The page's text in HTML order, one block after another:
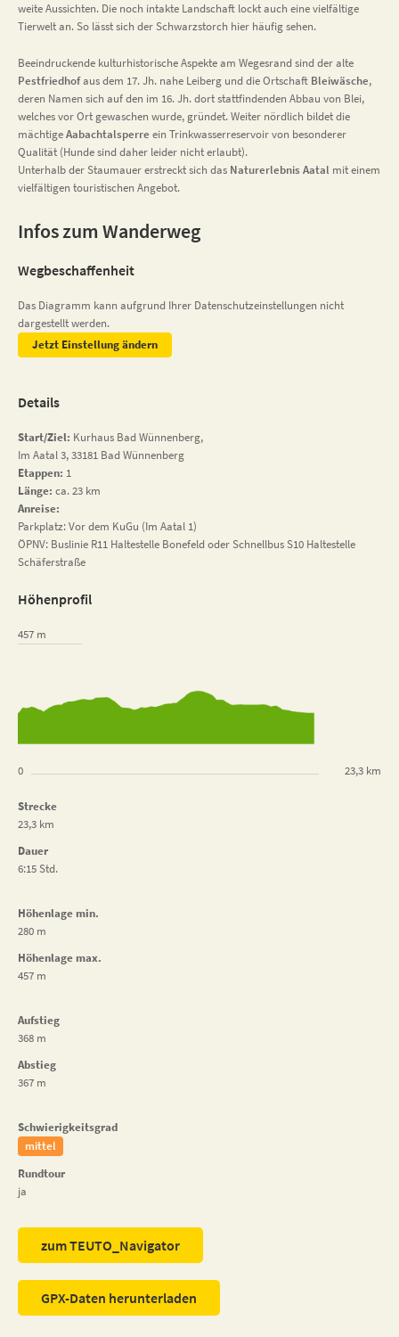
weite Aussichten. Die noch intakte Landschaft lockt auch eine vielfältige
Tierwelt an. So lässt sich der Schwarzstorch hier häufig sehen.
Beeindruckende kulturhistorische Aspekte am Wegesrand sind der alte
Pestfriedhofaus dem 17. Jh. nahe Leiberg und die Ortschaft Bleiwäsche,
deren Namen sich auf den im 16. Jh. dort stattfindenden Abbau von Blei,
welches vor Ort gewaschen wurde, gründet. Weiter nördlich bildet die
mächtigeAabachtalsperre ein Trinkwasserreservoir von besonderer
Qualität (Hunde sind daher leider nicht erlaubt).
Unterhalb der Staumauer erstreckt sich das Naturerlebnis Aatal mit einem
vielfältigen touristischen Angebot.
Infos zum Wanderweg
Wegbeschaffenheit
Das Diagramm kann aufgrund Ihrer Datenschutzeinstellungen nicht
dargestellt werden.
Jetzt Einstellung ändern
Details
Start/Ziel: Kurhaus Bad Wünnenberg,
Im Aatal 3, 33181 Bad Wünnenberg
Etappen: 1
Länge: ca. 23 km
Anreise:
Parkplatz: Vor dem KuGu (Im Aatal 1)
ÖPNV: Buslinie R11 Haltestelle Bonefeld oder Schnellbus S10 Haltestelle
Schäferstraße
Höhenprofil
457 m
0 23,3 km
Strecke
23,3 km
Dauer
6:15 Std.
Höhenlage min.
280 m
Höhenlage max.
457 m
Aufstieg
368 m
Abstieg
367 m
Schwierigkeitsgrad
mittel
Rundtour
ja
zum TEUTO_Navigator
GPX-Daten herunterladen